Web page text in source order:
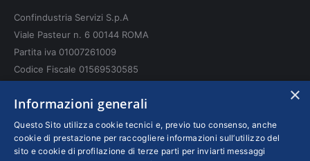
new
windowwindowwindow
Confindustria Servizi S.p.A
Viale Pasteur n. 6 00144 ROMA
Partita iva 01007261009
Codice Fiscale 01569530585
INFO LEGALI
Colophon editoriali
×
Informazioni generali
Questo Sito utilizza cookie tecnici e, previo tuo consenso, anche
cookie di prestazione per raccogliere informazioni sull’utilizzo del
sito e cookie di profilazione di terze parti per inviarti messaggi